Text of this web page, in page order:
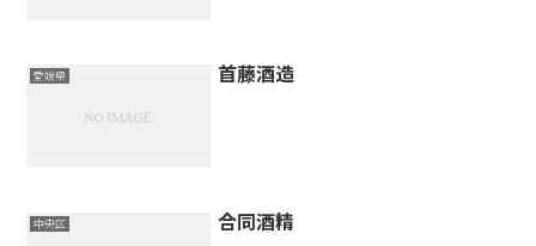
愛媛県 首藤酒造
中央区 合同酒精